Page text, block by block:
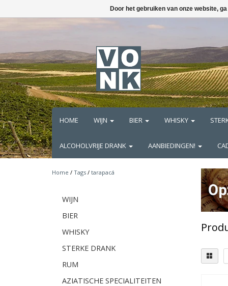
HOME WIJN BIER WHISKY
ALCOHOLVRIJE DRANK AANBIEDINGEN!
Home / Tags / tarapacá
WIJN
BIER
WHISKY
STERKE DRANK
RUM
AZIATISCHE SPECIALITEITEN
Door het gebruiken van onze website,